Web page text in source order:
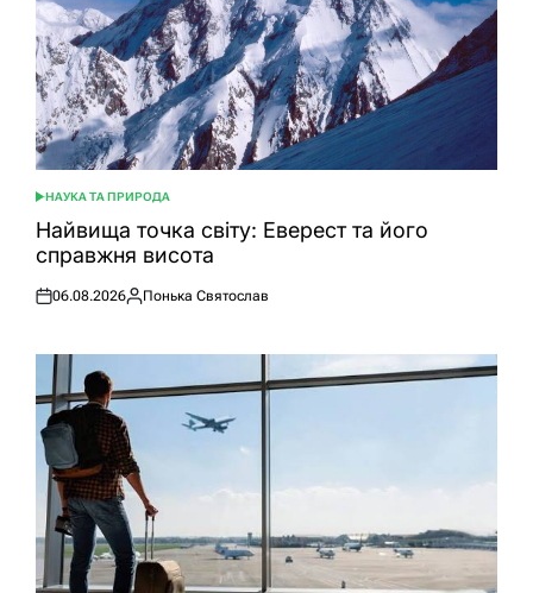
ОПУБЛІКУВАТИ
У
НАУКА ТА ПРИРОДА
Найвища точка світу: Еверест та його
справжня висота
Оприлюднено
06.08.2026
Опубліковано
Понька Святослав